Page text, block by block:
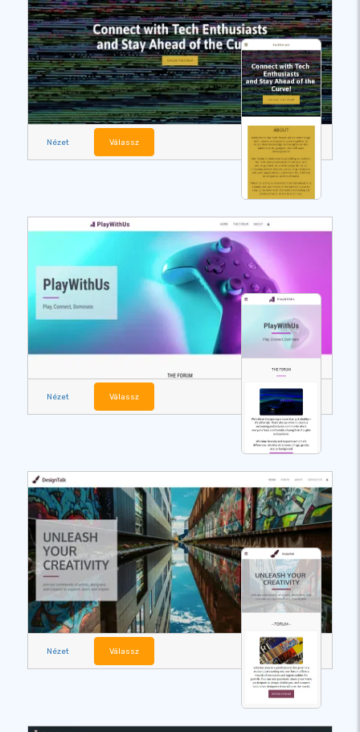
Nézet Válassz
Nézet Válassz
Nézet Válassz